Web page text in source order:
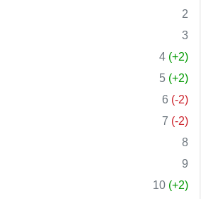
2
3
4 (+2)
5 (+2)
6 (-2)
7 (-2)
8
9
10 (+2)